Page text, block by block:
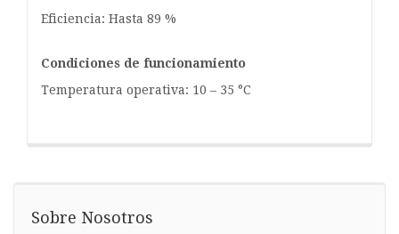
Eficiencia: Hasta 89 %
Condiciones de funcionamiento
Temperatura operativa: 10 – 35 °C
Sobre Nosotros